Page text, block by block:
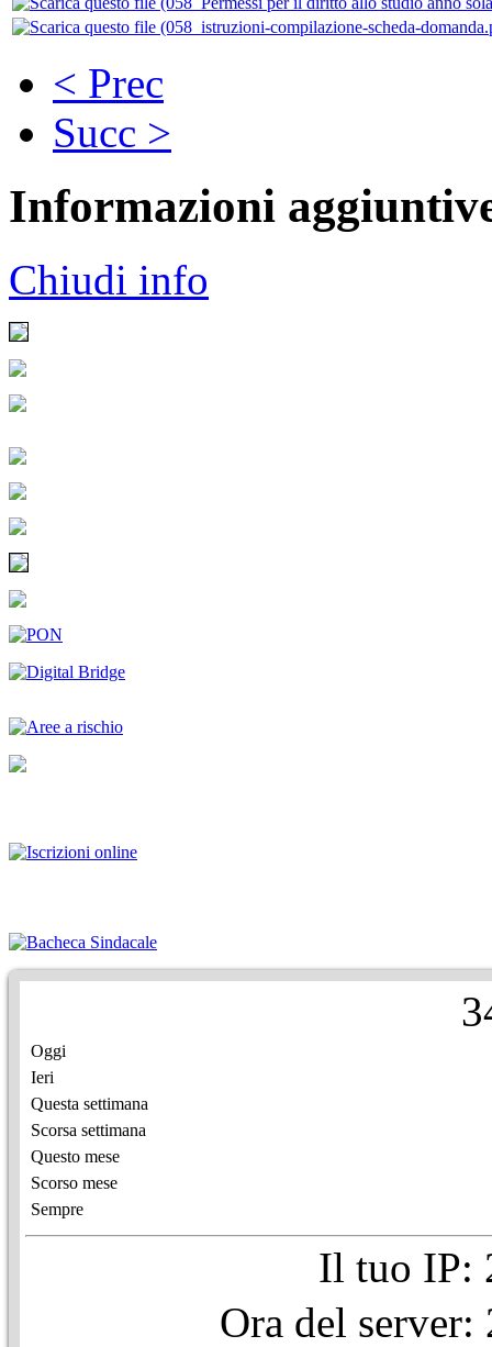
< Prec
Succ >
Informazioni
Chiudi info
3
Oggi
Ieri
Questa settimana
Scorsa settimana
Questo mese
Scorso mese
Sempre
Il tuo IP:
Ora del